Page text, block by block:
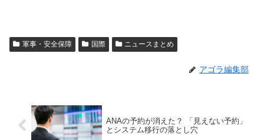
軍事・安全保障 国際 ニュースまとめ
アゴラ編集部
ANAの予約が消えた？ 「見えない予約」
とシステム移行の落とし穴